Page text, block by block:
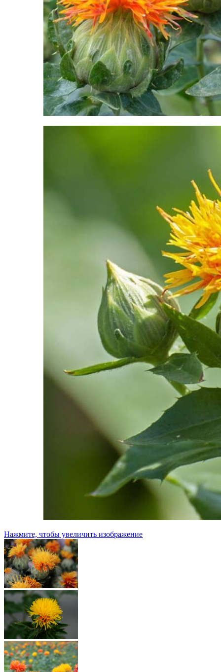
Нажмите, чтобы увеличить изображение